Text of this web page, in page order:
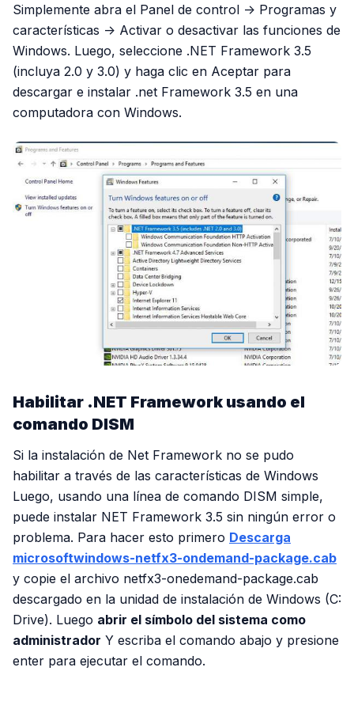
Simplemente abra el Panel de control -> Programas y
características -> Activar o desactivar las funciones de
Windows. Luego, seleccione .NET Framework 3.5
(incluya 2.0 y 3.0) y haga clic en Aceptar para
descargar e instalar .net Framework 3.5 en una
computadora con Windows.
Habilitar .NET Framework usando el
comando DISM
Si la instalación de Net Framework no se pudo
habilitar a través de las características de Windows
Luego, usando una línea de comando DISM simple,
puede instalar NET Framework 3.5 sin ningún error o
problema. Para hacer esto primero Descarga
microsoftwindows-netfx3-ondemand-package.cab
y copie el archivo netfx3-onedemand-package.cab
descargado en la unidad de instalación de Windows (C:
Drive). Luego abrir el símbolo del sistema como
administrador Y escriba el comando abajo y presione
enter para ejecutar el comando.